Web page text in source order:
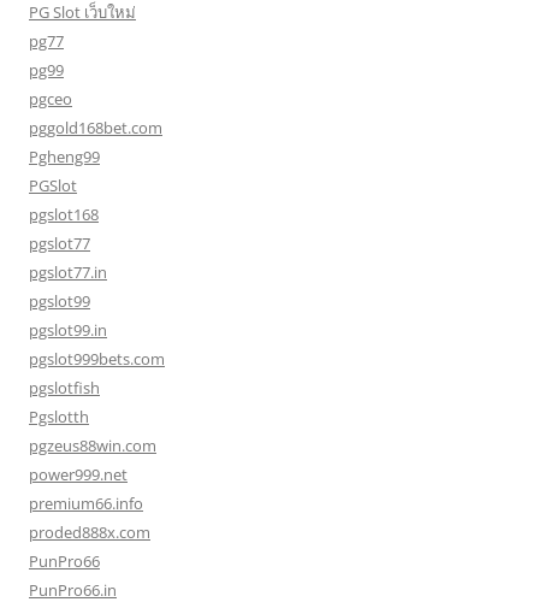
PG Slot เว็บใหม่
pg77
pg99
pgceo
pggold168bet.com
Pgheng99
PGSlot
pgslot168
pgslot77
pgslot77.in
pgslot99
pgslot99.in
pgslot999bets.com
pgslotfish
Pgslotth
pgzeus88win.com
power999.net
premium66.info
proded888x.com
PunPro66
PunPro66.in